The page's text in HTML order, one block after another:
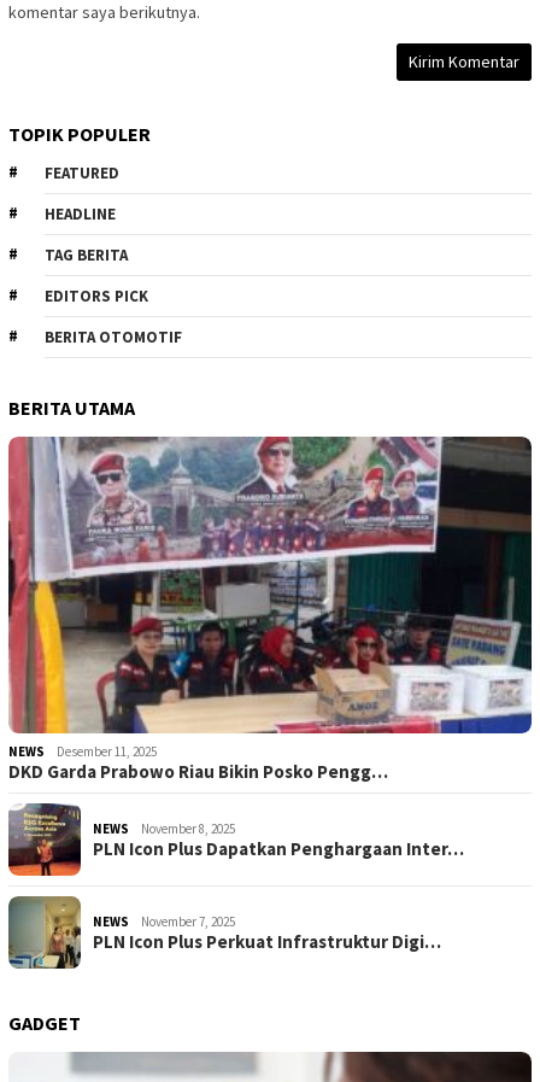
komentar saya berikutnya.
TOPIK POPULER
FEATURED
HEADLINE
TAG BERITA
EDITORS PICK
BERITA OTOMOTIF
BERITA UTAMA
NEWS Desember 11, 2025
DKD Garda Prabowo Riau Bikin Posko Pengg…
NEWS November 8, 2025
PLN Icon Plus Dapatkan Penghargaan Inter…
NEWS November 7, 2025
PLN Icon Plus Perkuat Infrastruktur Digi…
GADGET